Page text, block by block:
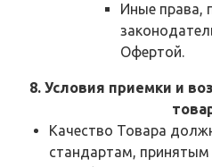
Иные права,
Офертой.
8. Условия приемки и
Качество Товара
стандартам,